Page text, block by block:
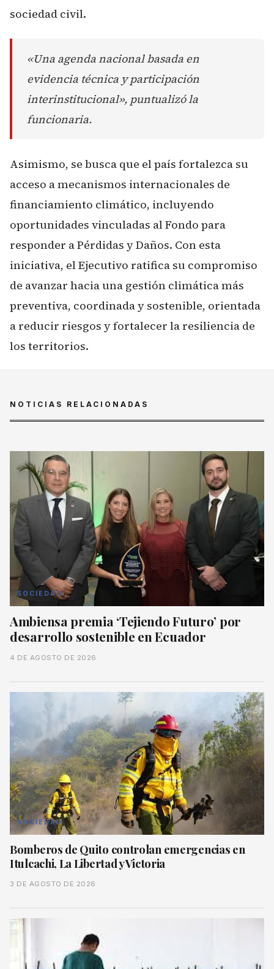
sociedad civil.
«Una agenda nacional basada en
evidencia técnica y participación
interinstitucional», puntualizó la
funcionaria.
Asimismo, se busca que el país fortalezca su
acceso a mecanismos internacionales de
financiamiento climático, incluyendo
oportunidades vinculadas al Fondo para
responder a Pérdidas y Daños. Con esta
iniciativa, el Ejecutivo ratifica su compromiso
de avanzar hacia una gestión climática más
preventiva, coordinada y sostenible, orientada
a reducir riesgos y fortalecer la resiliencia de
los territorios.
NOTICIAS RELACIONADAS
SOCIEDAD
Ambiensa premia ‘Tejiendo Futuro’ por
desarrollo sostenible en Ecuador
4 DE AGOSTO DE 2026
SOCIEDAD
Bomberos de Quito controlan emergencias en
Itulcachi, La Libertad y Victoria
3 DE AGOSTO DE 2026